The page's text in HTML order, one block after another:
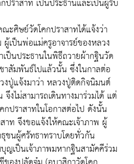
ศิษย์วัดโคกปราสาทได้แจ้งว่า
เป็นพ่อแม่ครูอาจารย์ของหลวง
ป็นประธานในพิธีถวายผ้ากฐินวัด
าสัมพันธ์ไปแล้วนั้น ซึ่งในกาลต่อ
งปู่แจ้งมาว่า หลวงปู่ติดกิจนิมนต์
งไม่สามารถเดินทางมาร่วมได้ แต่
ปราสาทในโอกาสต่อไป ดังนั้น
ท จึงขอแจ้งให้คณะเจ้าภาพ ผู้
ชนผู้ศรัทธาทราบโดยทั่วกัน
ญเป็นเจ้าภาพมหากฐินสามัคคีร่วม